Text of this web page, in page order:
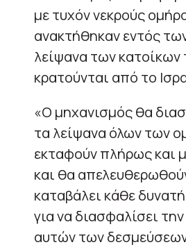
με τυχόν νεκρούς
ανακτήθηκαν εντός
λείψανα των κατοίκων
κρατούνται από το
«Ο μηχανισμός θα
τα λείψανα όλων των
εκταφούν πλήρως και
και θα
καταβάλει κάθε
για να διασφαλίσει
αυτών των